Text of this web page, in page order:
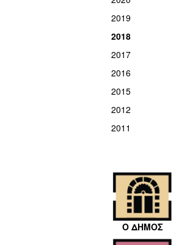
2019
2018
2017
2016
2015
2012
2011
Ο ΔΗΜΟΣ